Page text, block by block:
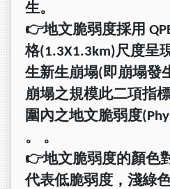
生。
👉地文脆弱度採用
格(1.3X1.3km)尺度呈
生新生崩塌(即崩塌發
崩塌之規模此二項指
圍內之地文脆弱度
。 。
👉地文脆弱度的顏色
代表低脆弱度，淺綠